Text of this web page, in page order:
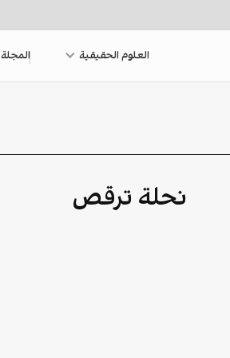
العلوم الحقيقية المجلة
نحلة ترقص